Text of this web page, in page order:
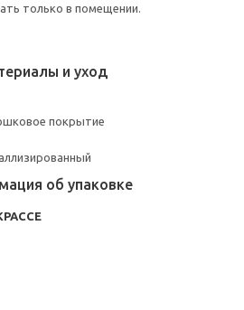
только в помещении.
и уход
покрытие
об упаковке